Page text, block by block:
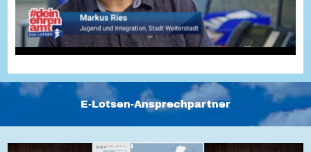
Service
Suche
Downloads
Kontakt
Impressum
Barriere melden
E-Lotsen-Ansprechpartner